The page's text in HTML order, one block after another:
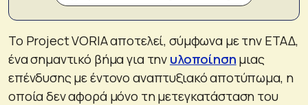
Το Project VORIA αποτελεί, σύμφωνα με την ΕΤΑΔ,
ένα σημαντικό βήμα για την υλοποίηση μιας
επένδυσης με έντονο αναπτυξιακό αποτύπωμα, η
οποία δεν αφορά μόνο τη μετεγκατάσταση του